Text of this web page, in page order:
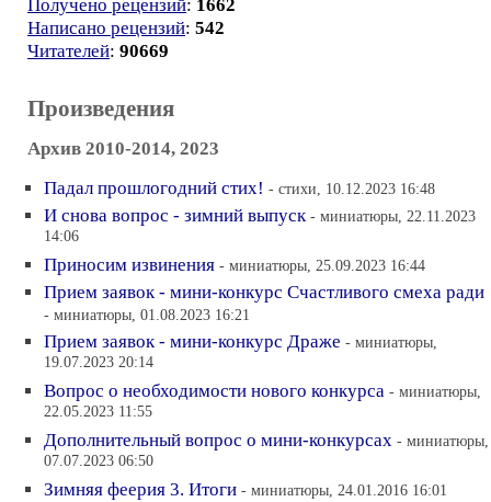
Получено рецензий: 1662
Написано рецензий: 542
Читателей: 90669
Произведения
Архив 2010-2014, 2023
Падал прошлогодний стих! - стихи, 10.12.2023 16:48
И снова вопрос - зимний выпуск - миниатюры, 22.11.2023
14:06
Приносим извинения - миниатюры, 25.09.2023 16:44
Прием заявок - мини-конкурс Счастливого смеха ради
- миниатюры, 01.08.2023 16:21
Прием заявок - мини-конкурс Драже - миниатюры,
19.07.2023 20:14
Вопрос о необходимости нового конкурса - миниатюры,
22.05.2023 11:55
Дополнительный вопрос о мини-конкурсах - миниатюры,
07.07.2023 06:50
Зимняя феерия 3. Итоги - миниатюры, 24.01.2016 16:01